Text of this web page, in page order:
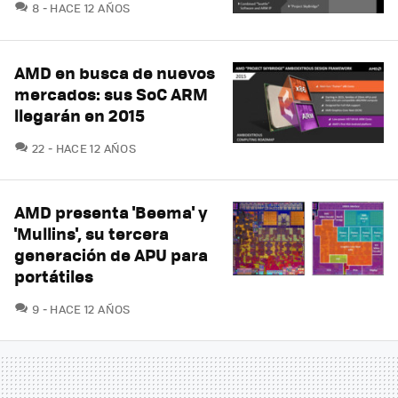
8 COMENTARIOS
HACE 12 AÑOS
AMD en busca de nuevos
mercados: sus SoC ARM
llegarán en 2015
22 COMENTARIOS
HACE 12 AÑOS
AMD presenta 'Beema' y
'Mullins', su tercera
generación de APU para
portátiles
9 COMENTARIOS
HACE 12 AÑOS